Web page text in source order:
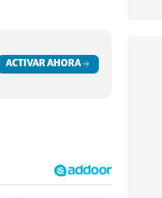
ACTIVAR AHORA